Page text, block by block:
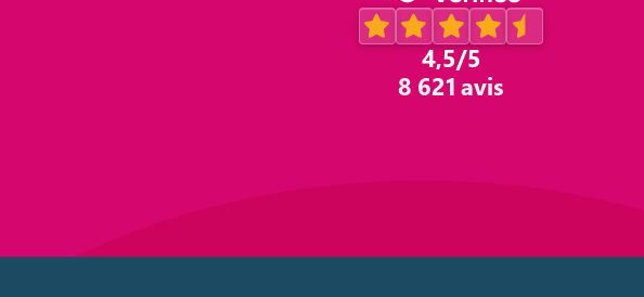
4,5/5
8 621 avis